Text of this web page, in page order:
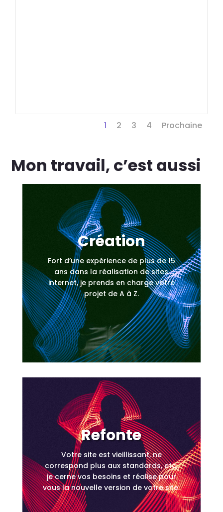
1 2 3 4 Prochaine
Mon travail, c’est aussi
Création
Fort d’une expérience de plus de 15
ans dans la réalisation de sites
internet, je prends en charge votre
projet de A à Z.
Refonte
Votre site est vieillissant, ne
correspond plus aux standards, etc,
je cerne vos besoins et réalise pour
vous la nouvelle version de votre site.